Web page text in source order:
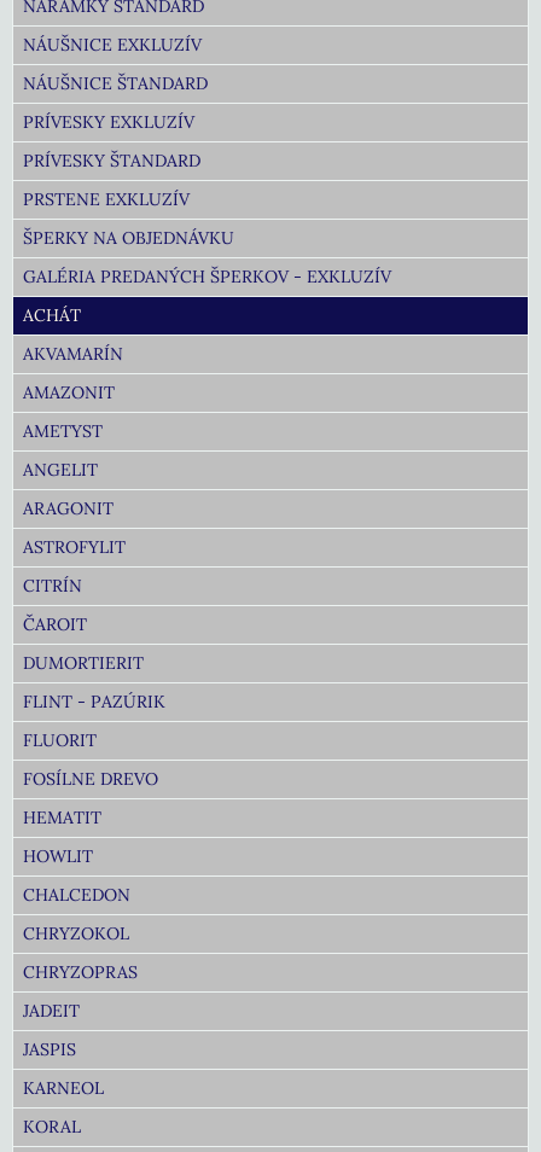
NÁRAMKY ŠTANDARD
NÁUŠNICE EXKLUZÍV
NÁUŠNICE ŠTANDARD
PRÍVESKY EXKLUZÍV
PRÍVESKY ŠTANDARD
PRSTENE EXKLUZÍV
ŠPERKY NA OBJEDNÁVKU
GALÉRIA PREDANÝCH ŠPERKOV - EXKLUZÍV
ACHÁT
AKVAMARÍN
AMAZONIT
AMETYST
ANGELIT
ARAGONIT
ASTROFYLIT
CITRÍN
ČAROIT
DUMORTIERIT
FLINT - PAZÚRIK
FLUORIT
FOSÍLNE DREVO
HEMATIT
HOWLIT
CHALCEDON
CHRYZOKOL
CHRYZOPRAS
JADEIT
JASPIS
KARNEOL
KORAL